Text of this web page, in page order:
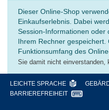
Dieser Online-Shop
Einkaufserlebnis. Dabei
Session-Informationen oder
Ihrem Rechner gespeichert.
Funktionsumfang des
Sie damit nicht einverstanden,
LEICHTE SPRACHE
BARRIEREFREIHEIT